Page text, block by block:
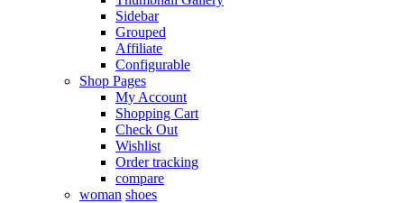
Sidebar
Grouped
Affiliate
Configurable
Shop Pages
My Account
Shopping Cart
Check Out
Wishlist
Order tracking
compare
woman shoes